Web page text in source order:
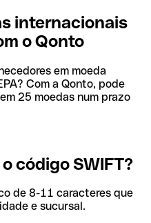
internacionais
o Qonto
em moeda
Com a Qonto, pode
25 moedas num prazo
código SWIFT?
de 8-11 caracteres que
e sucursal.